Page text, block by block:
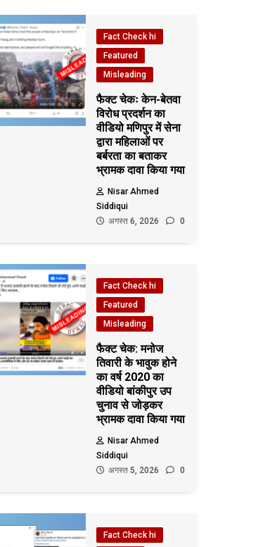
Fact Check hi
Featured
Misleading
फैक्ट चेकः केन-बेतवा
विरोध प्रदर्शन का
वीडियो मणिपुर में सेना
द्वारा महिलाओं पर
बर्बरता का बताकर
भ्रामक दावा किया गया
Nisar Ahmed
Siddiqui
अगस्त 6, 2026
0
Fact Check hi
Featured
Misleading
फैक्ट चेक: मनोज
तिवारी के भावुक होने
का वर्ष 2020 का
वीडियो बांकीपुर उप
चुनाव से जोड़कर
भ्रामक दावा किया गया
Nisar Ahmed
Siddiqui
अगस्त 5, 2026
0
Fact Check hi